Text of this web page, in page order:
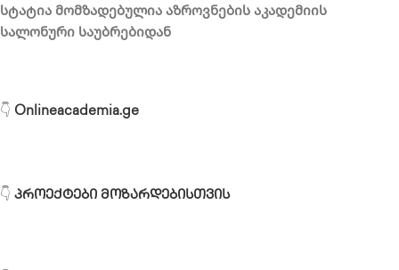
სტატია მომზადებულია აზროვნების აკადემიის
სალონური საუბრებიდან
👇 Onlineacademia.ge
👇 პროექტები მოზარდებისთვის